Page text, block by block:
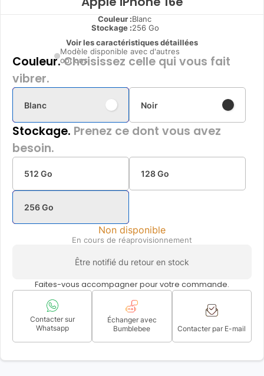
Couleur :Blanc
Stockage :256 Go
Voir les caractéristiques détaillées
Modèle disponible avec d'autres
options
Couleur.Choisissez celle qui vous fait
vibrer.
Blanc Noir
Stockage. Prenez ce dont vous avez
besoin.
512 Go 128 Go
256 Go
Non disponible
En cours de réaprovisionnement
Être notifié du retour en stock
Faites-vous accompagner pour votre commande.
Contacter sur
Whatsapp
Échanger avec
Bumblebee
Contacter par E-mail